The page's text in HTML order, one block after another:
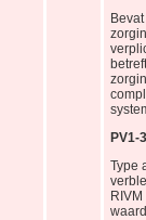
PV1-
Type